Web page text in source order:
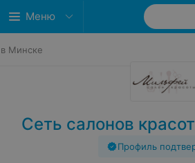
Меню
Минске
Сеть салонов
Профиль